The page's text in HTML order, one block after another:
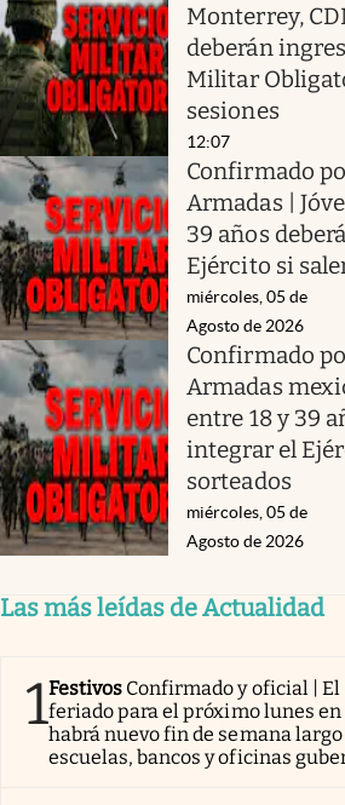
Monterrey,
deberán
Militar
sesiones
12:07
Confirmado
Armadas |
39 años
Ejército si
miércoles, 05 de
Agosto de 2026
Confirmado
Armadas
entre 18 y 39
integrar el
sorteados
miércoles, 05 de
Agosto de 2026
Las más leídas de Actualidad
1Festivos Confirmado y oficial |
feriado para el próximo lunes en
habrá nuevo fin de semana
escuelas, bancos y oficinas